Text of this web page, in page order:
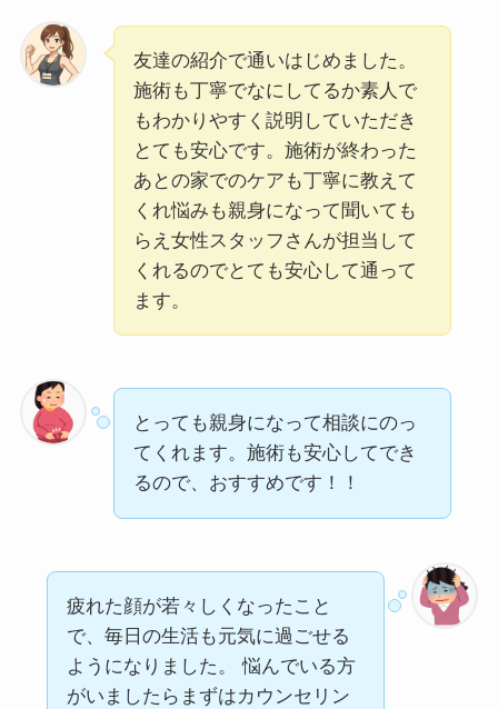
友達の紹介で通いはじめました。
施術も丁寧でなにしてるか素人で
もわかりやすく説明していただき
とても安心です。施術が終わった
あとの家でのケアも丁寧に教えて
くれ悩みも親身になって聞いても
らえ女性スタッフさんが担当して
くれるのでとても安心して通って
ます。
とっても親身になって相談にのっ
てくれます。施術も安心してでき
るので、おすすめです！！
疲れた顔が若々しくなったこと
で、毎日の生活も元気に過ごせる
ようになりました。 悩んでいる方
がいましたらまずはカウンセリン